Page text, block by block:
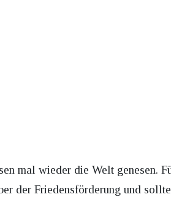
mal wieder die Welt genesen.
der Friedensförderung und